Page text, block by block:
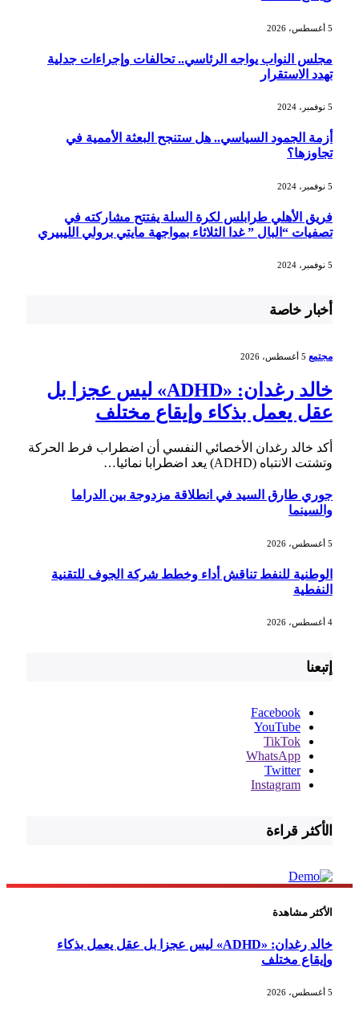
مجلس النواب يواجه الرئاسي.. تحالفات وإجراءات جدلية
تهدد الاستقرار
أزمة الجمود السياسي.. هل ستنجح البعثة الأممية في
تجاوزها؟
فريق الأهلي طرابلس لكرة السلة يفتتح مشاركته في
تصفيات “البال ” غدا الثلاثاء بمواجهة مايتي برولي الليبيري
أخبار خاصة
مجتمع 5 أغسطس، 2026
خالد رغدان: «ADHD» ليس عجزا بل
عقل يعمل بذكاء وإيقاع مختلف
أكد خالد رغدان الأخصائي النفسي أن اضطراب فرط الحركة
وتشتت الانتباه (ADHD) يعد اضطرابا نمائيا…
جوري طارق السيد في انطلاقة مزدوجة بين الدراما
والسينما
الوطنية للنفط تناقش أداء وخطط شركة الجوف للتقنية
النفطية
إتبعنا
Facebook
YouTube
TikTok
WhatsApp
Twitter
Instagram
الأكثر قراءة
الأكثر مشاهدة
خالد رغدان: «ADHD» ليس عجزا بل عقل يعمل بذكاء
وإيقاع مختلف